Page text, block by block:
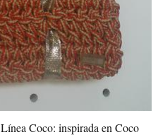
Línea Coco: inspirada en Coco